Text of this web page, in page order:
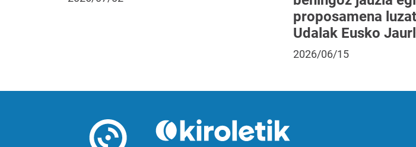
proposamena
Udalak Eusko
2026/06/15